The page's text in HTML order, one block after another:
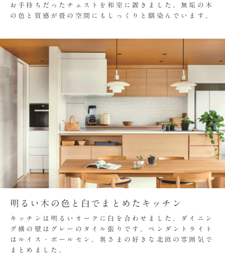
お手持ちだったチェストを和室に置きました。無垢の木
の色と質感が畳の空間にもしっくりと馴染んでいます。
明るい木の色と白でまとめたキッチン
キッチンは明るいオークに白を合わせました。ダイニン
グ横の壁はグレーのタイル張りです。ペンダントライト
はルイス・ポールセン。奥さまの好きな北欧の雰囲気で
まとめました。